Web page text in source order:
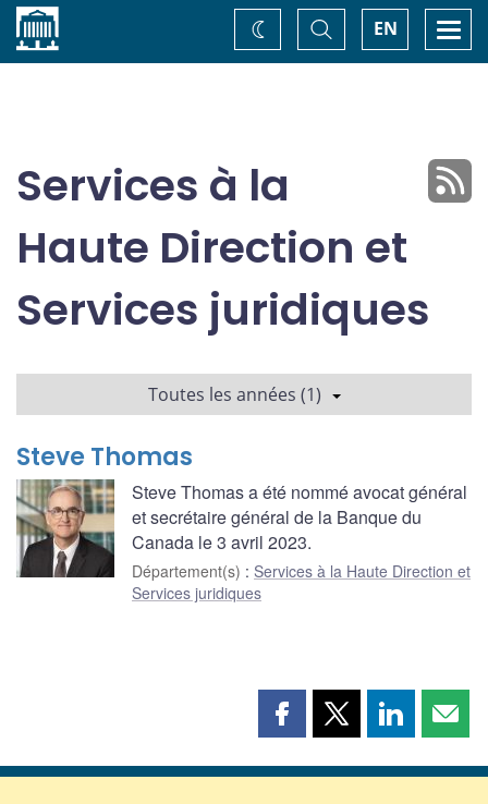
Accueil EN
Basculer
la
recherche
Changez
de
Services à la
Haute Direction et
Services juridiques
Toutes les années (1)
Steve Thomas
Steve Thomas a été nommé avocat général
et secrétaire général de la Banque du
Canada le 3 avril 2023.
Département(s) : Services à la Haute Direction et
Services juridiques
Partager
page
Partager
page
Partager
page page